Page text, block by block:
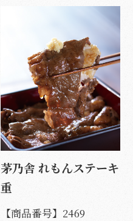
茅乃舎 れもんステーキ
重
【商品番号】 2469